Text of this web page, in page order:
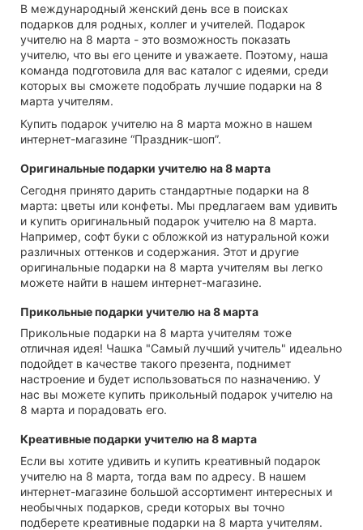
В международный женский день все в поисках
подарков для родных, коллег и учителей. Подарок
учителю на 8 марта - это возможность показать
учителю, что вы его цените и уважаете. Поэтому, наша
команда подготовила для вас каталог с идеями, среди
которых вы сможете подобрать лучшие подарки на 8
марта учителям.
Купить подарок учителю на 8 марта можно в нашем
интернет-магазине “Праздник-шоп”.
Оригинальные подарки учителю на 8 марта
Сегодня принято дарить стандартные подарки на 8
марта: цветы или конфеты. Мы предлагаем вам удивить
и купить оригинальный подарок учителю на 8 марта.
Например, софт буки с обложкой из натуральной кожи
различных оттенков и содержания. Этот и другие
оригинальные подарки на 8 марта учителям вы легко
можете найти в нашем интернет-магазине.
Прикольные подарки учителю на 8 марта
Прикольные подарки на 8 марта учителям тоже
отличная идея! Чашка "Самый лучший учитель" идеально
подойдет в качестве такого презента, поднимет
настроение и будет использоваться по назначению. У
нас вы можете купить прикольный подарок учителю на
8 марта и порадовать его.
Креативные подарки учителю на 8 марта
Если вы хотите удивить и купить креативный подарок
учителю на 8 марта, тогда вам по адресу. В нашем
интернет-магазине большой ассортимент интересных и
необычных подарков, среди которых вы точно
подберете креативные подарки на 8 марта учителям.